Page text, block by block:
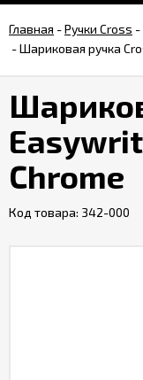
Возврат
Обзоры
ручек
Контакты
Главная -Ручки Cross -
-Шариковая ручка
Chrome
Код товара: 342-000